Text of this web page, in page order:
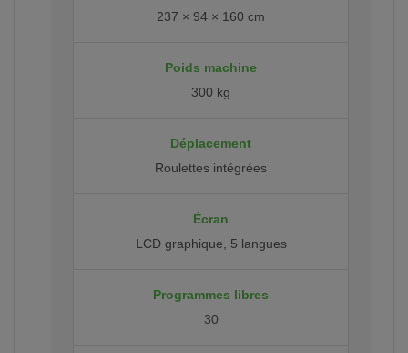
237 × 94 × 160 cm
Poids machine
300 kg
Déplacement
Roulettes intégrées
Écran
LCD graphique, 5 langues
Programmes libres
30